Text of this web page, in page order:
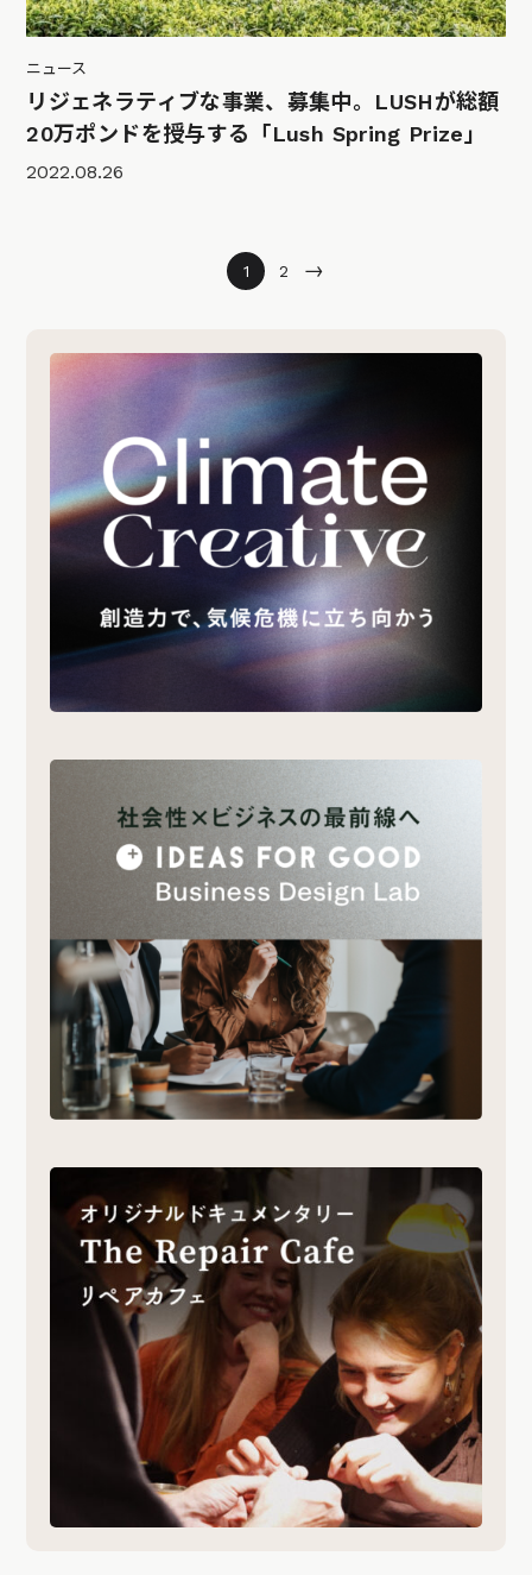
ニュース
リジェネラティブな事業、募集中。LUSHが総額
20万ポンドを授与する「Lush Spring Prize」
2022.08.26
1 2 →